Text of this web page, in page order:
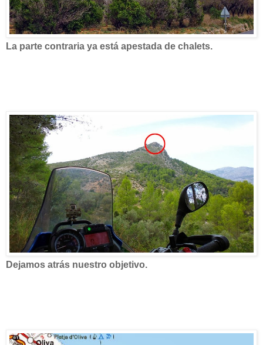
La parte contraria ya está apestada de chalets.
Dejamos atrás nuestro objetivo.